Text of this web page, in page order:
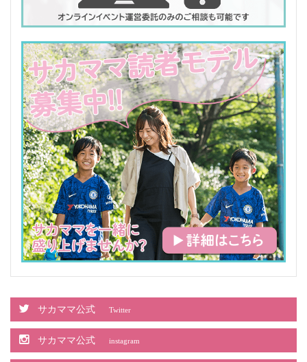
サカママ公式 Twitter
サカママ公式 instagram